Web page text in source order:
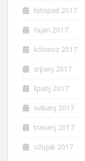
listopad 2017
rujan 2017
kolovoz 2017
srpanj 2017
lipanj 2017
svibanj 2017
travanj 2017
ožujak 2017